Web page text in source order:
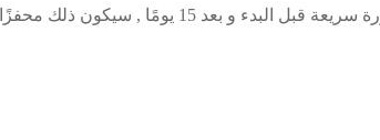
سوف يقوم هذا البرنامج بتغيير شكل جسمك تماما لذا